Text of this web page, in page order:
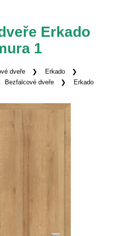
Erkado
1
dveře
Erkado
Bezfalcové dveře
Erkado